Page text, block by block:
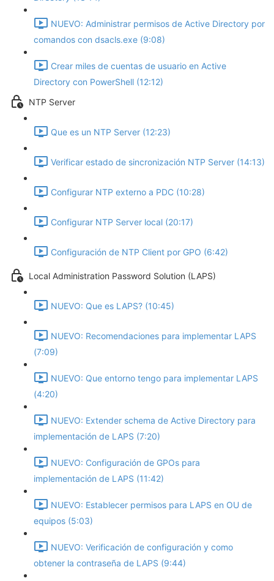
NUEVO: Administrar permisos de Active Directory por
comandos con dsacls.exe (9:08)
Crear miles de cuentas de usuario en Active
Directory con PowerShell (12:12)
NTP Server
Que es un NTP Server (12:23)
Verificar estado de sincronización NTP Server (14:13)
Configurar NTP externo a PDC (10:28)
Configurar NTP Server local (20:17)
Configuración de NTP Client por GPO (6:42)
Local Administration Password Solution (LAPS)
NUEVO: Que es LAPS? (10:45)
NUEVO: Recomendaciones para implementar LAPS
(7:09)
NUEVO: Que entorno tengo para implementar LAPS
(4:20)
NUEVO: Extender schema de Active Directory para
implementación de LAPS (7:20)
NUEVO: Configuración de GPOs para
implementación de LAPS (11:42)
NUEVO: Establecer permisos para LAPS en OU de
equipos (5:03)
NUEVO: Verificación de configuración y como
obtener la contraseña de LAPS (9:44)